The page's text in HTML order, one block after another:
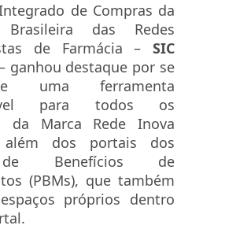
de Compras da
Brasileira das Redes
de Farmácia – SIC
ganhou destaque por se
uma ferramenta
para todos os
da Marca Rede Inova
além dos portais dos
Benefícios de
(PBMs), que também
próprios dentro